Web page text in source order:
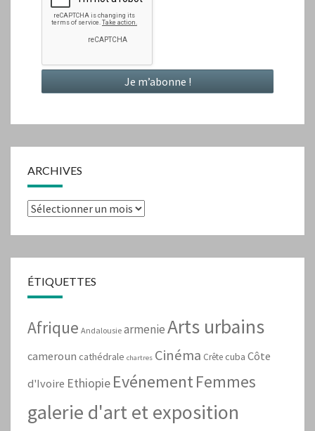
ARCHIVES
Archives
ÉTIQUETTES
Afrique Andalousie armenieArts urbains
cameroun cathédrale chartres Cinéma Crêtecuba Côte
d'Ivoire Ethiopie EvénementFemmes
galerie d'art et exposition